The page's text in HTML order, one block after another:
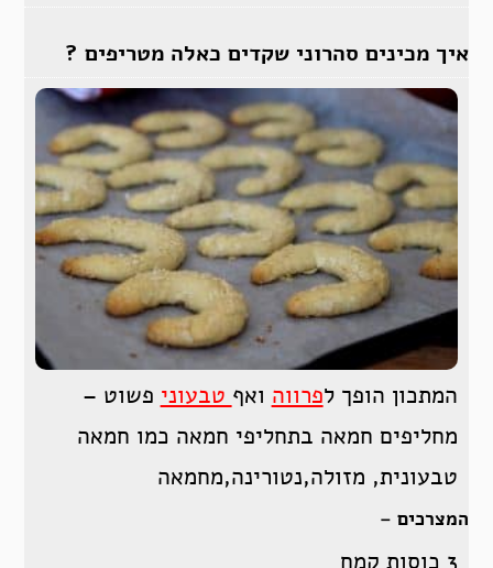
איך מכינים סהרוני שקדים כאלה מטריפים ?
המתכון הופך לפרווה ואף טבעוני פשוט –
מחליפים חמאה בתחליפי חמאה כמו חמאה
טבעונית, מזולה,נטורינה,מחמאה
המצרכים –
3 כוסות קמח